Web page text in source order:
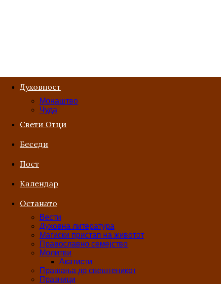
Духовност
Монаштво
Чуда
Свети Отци
Беседи
Пост
Kалендар
Останато
Вести
Духовна литература
Магиски пристап на животот
Православно семејство
Молитви
Акатисти
Прашања до свештеникот
Празници